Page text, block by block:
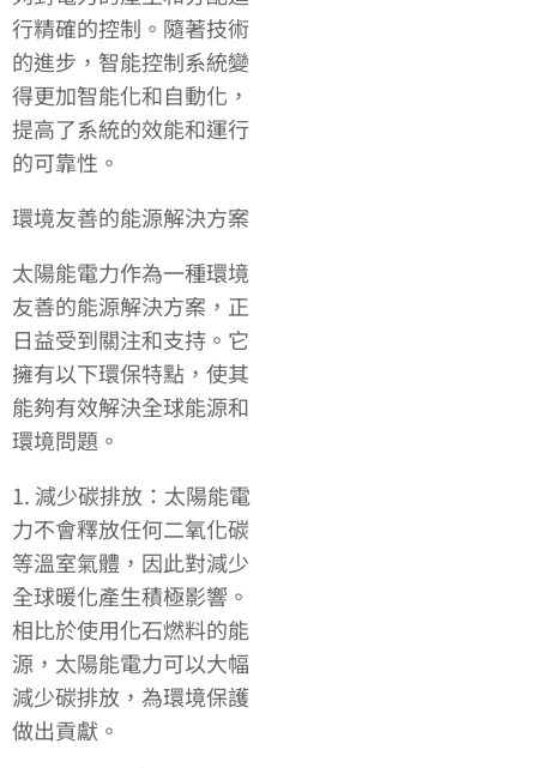
行精確的控制。隨著技術
的進步，智能控制系統變
得更加智能化和自動化，
提高了系統的效能和運行
的可靠性。
環境友善的能源解決方案
太陽能電力作為一種環境
友善的能源解決方案，正
日益受到關注和支持。它
擁有以下環保特點，使其
能夠有效解決全球能源和
環境問題。
1. 減少碳排放：太陽能電
力不會釋放任何二氧化碳
等溫室氣體，因此對減少
全球暖化產生積極影響。
相比於使用化石燃料的能
源，太陽能電力可以大幅
減少碳排放，為環境保護
做出貢獻。